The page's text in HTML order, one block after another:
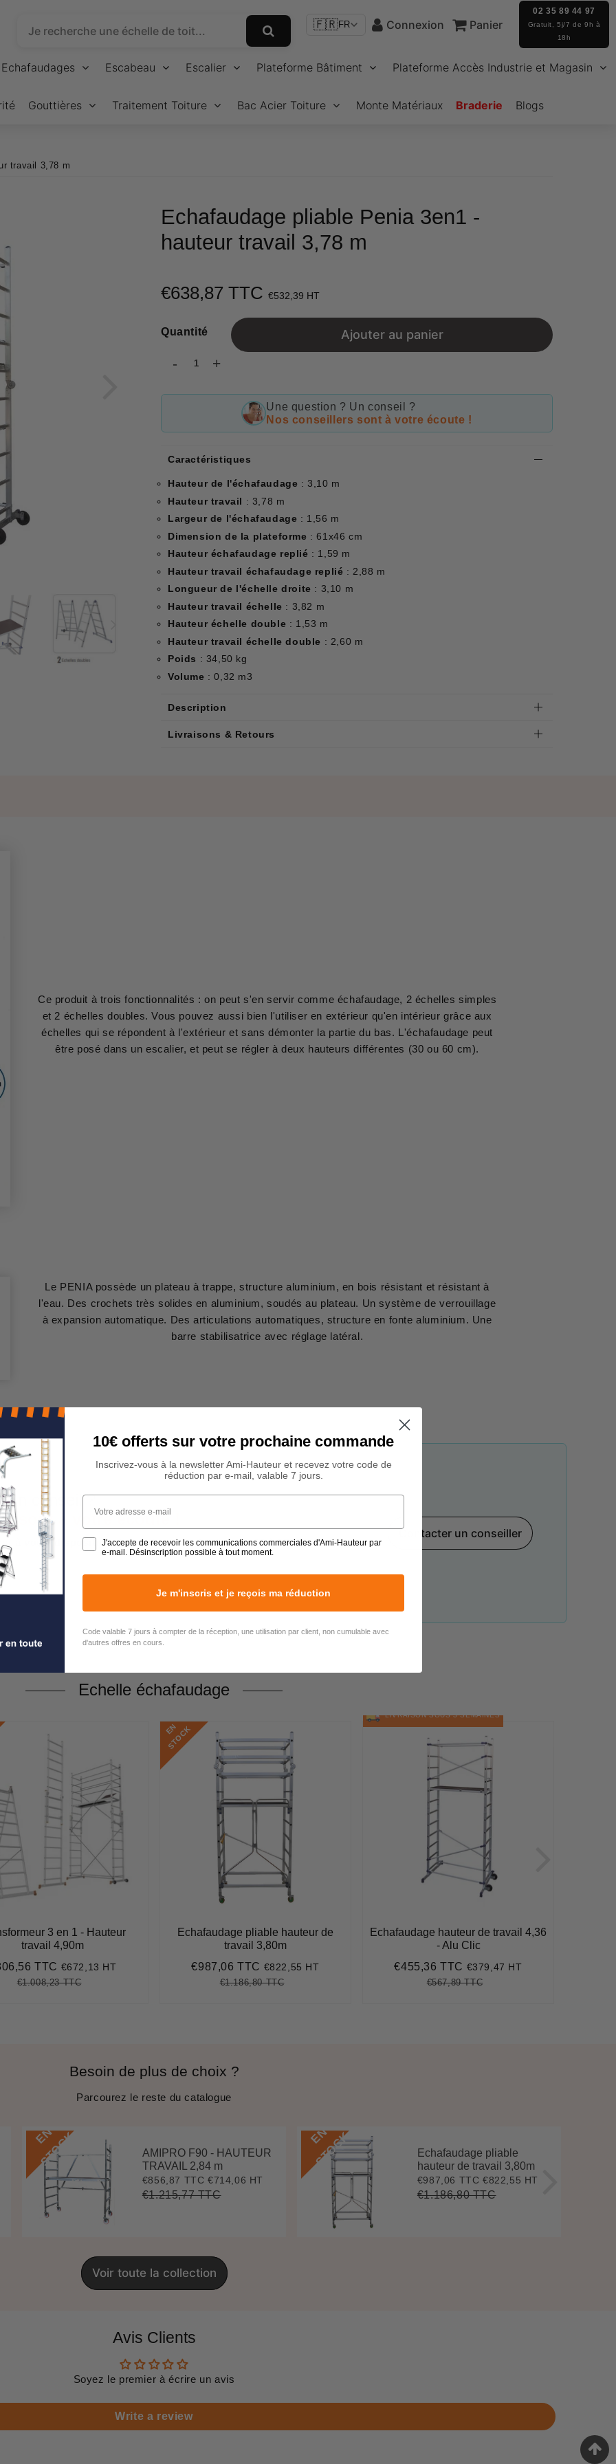
🇫🇷FR Connexion Panier
02 35 89 44 97
Gratuit, 5j/7 de 9h à
18h
Echafaudages Escabeau Escalier Plateforme Bâtiment Plateforme Accès Industrie et Magasin
Gouttières Traitement Toiture Bac Acier Toiture Monte Matériaux Braderie Blogs
travail 3,78 m
Echafaudage pliable Penia 3en1 -
hauteur travail 3,78 m
€638,87 TTC €532,39 HT
Quantité
- +
Ajouter au panier
Une question ? Un conseil ?
Nos conseillers sont à votre écoute !
Caractéristiques
Hauteur de l'échafaudage : 3,10 m
Hauteur travail : 3,78 m
Largeur de l'échafaudage : 1,56 m
Dimension de la plateforme : 61x46 cm
Hauteur échafaudage replié : 1,59 m
Hauteur travail échafaudage replié : 2,88 m
Longueur de l'échelle droite : 3,10 m
Hauteur travail échelle : 3,82 m
Hauteur échelle double : 1,53 m
Hauteur travail échelle double : 2,60 m
Poids : 34,50 kg
Volume : 0,32 m3
Description
Livraisons & Retours
Ce produit à trois fonctionnalités : on peut s'en servir comme échafaudage, 2 échelles simples
et 2 échelles doubles. Vous pouvez aussi bien l'utiliser en extérieur qu'en intérieur grâce aux
échelles qui se répondent à l'extérieur et sans démonter la partie du bas. L'échafaudage peut
être posé dans un escalier, et peut se régler à deux hauteurs différentes (30 ou 60 cm).
Le PENIA possède un plateau à trappe, structure aluminium, en bois résistant et résistant à
l'eau. Des crochets très solides en aluminium, soudés au plateau. Un système de verrouillage
à expansion automatique. Des articulations automatiques, structure en fonte aluminium. Une
barre stabilisatrice avec réglage latéral.
Un conseil ?
sont à votre écoute !
à votre disposition du lundi au vendredi de 9h00 à 17h00par téléphone,
Contacter un conseiller
Echelle échafaudage
3 en 1 - Hauteur
travail 4,90m
TTC €806,56
€672,13 HT
Prix
€1.008,23 TTC€1.008,23
E
N
S
T
O
C
K
Echafaudage pliable hauteur de
travail 3,80m
Prix
€987,06 TTC €987,06
€822,55 HT
Prix
€1.186,80 TTC€1.186,80
LIVRAISON SOUS 3 SEMAINES
Echafaudage hauteur de travail 4,36
- Alu Clic
Prix
€455,36 TTC €455,36
€379,47 HT
Prix
€567,89 TTC€567,89
Besoin de plus de choix ?
Parcourez le reste du catalogue
E
N
S
T
O
C
K
AMIPRO F90 - HAUTEUR
TRAVAIL 2,84 m
Prix
réduit
€856,87 TTC €856,87
€714,06 HT
Prix
€1.215,77 TTC€1.215,77
E
N
S
T
O
C
K
Echafaudage pliable
hauteur de travail 3,80m
Prix
réduit
€987,06 TTC €987,06
€822,55 HT
Prix
€1.186,80 TTC€1.186,80
Voir toute la collection
Avis Clients
Soyez le premier à écrire un avis
Write a review
10€ offerts sur votre prochaine commande
Inscrivez-vous à la newsletter Ami-Hauteur et recevez votre code de
réduction par e-mail, valable 7 jours.
Votre adresse e-mail
J'accepte de recevoir les communications commerciales d'Ami-Hauteur par
e-mail. Désinscription possible à tout moment.
Je m'inscris et je reçois ma réduction
Code valable 7 jours à compter de la réception, une utilisation par client, non cumulable avec
d'autres offres en cours.